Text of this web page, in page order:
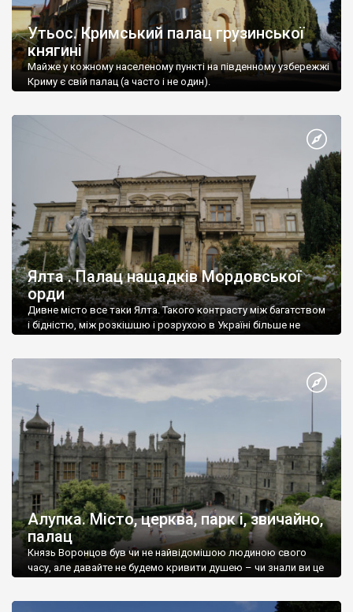
Утьос. Кримський палац грузинської
княгині
Майже у кожному населеному пункті на південному узбережжі
Криму є свій палац (а часто і не один).
Ялта . Палац нащадків Мордовської
орди
Дивне місто все таки Ялта. Такого контрасту між багатством
і бідністю, між розкішшю і розрухою в Україні більше не
Алупка. Місто, церква, парк і, звичайно,
палац
Князь Воронцов був чи не найвідомішою людиною свого
часу, але давайте не будемо кривити душею – чи знали ви це